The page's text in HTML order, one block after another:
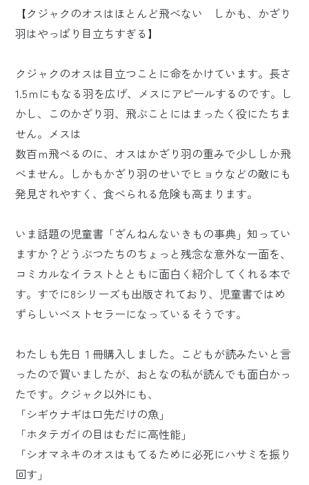
【クジャクのオスはほとんど飛べない しかも、かざり
羽はやっぱり目立ちすぎる】
クジャクのオスは目立つことに命をかけています。長さ
1.5ｍにもなる羽を広げ、メスにアピールするのです。し
かし、このかざり羽、飛ぶことにはまったく役にたちま
せん。メスは
数百ｍ飛べるのに、オスはかざり羽の重みで少ししか飛
べません。しかもかざり羽のせいでヒョウなどの敵にも
発見されやすく、食べられる危険も高まります。
いま話題の児童書「ざんねんないきもの事典」知ってい
ますか？どうぶつたちのちょっと残念な意外な一面を、
コミカルなイラストとともに面白く紹介してくれる本で
す。すでに8シリーズも出版されており、児童書ではめ
ずらしいベストセラーになっているそうです。
わたしも先日１冊購入しました。こどもが読みたいと言
ったので買いましたが、おとなの私が読んでも面白かっ
たです。クジャク以外にも、
「シギウナギは口先だけの魚」
「ホタテガイの目はむだに高性能」
「シオマネキのオスはもてるために必死にハサミを振り
回す」